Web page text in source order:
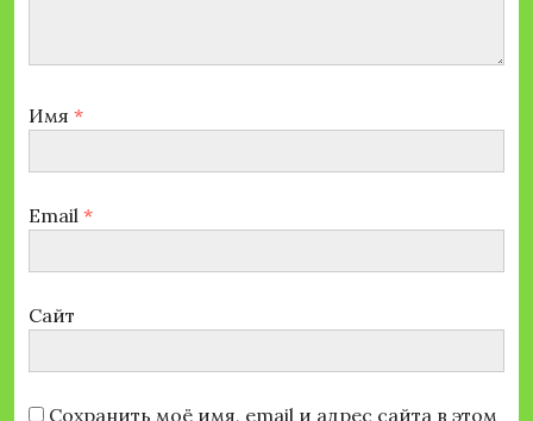
Имя *
Email *
Сайт
Сохранить моё имя, email и адрес сайта в этом